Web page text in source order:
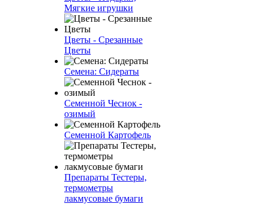
Мягкие игрушки
Цветы - Срезанные
Цветы
Семена: Сидераты
Семенной Чеснок -
озимый
Семенной Картофель
Препараты Тестеры,
термометры
лакмусовые бумаги